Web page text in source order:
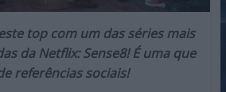
top com um das séries mais
da Netflix: Sense8! É uma que
referências sociais!